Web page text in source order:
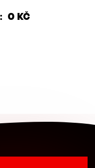
0 KČ